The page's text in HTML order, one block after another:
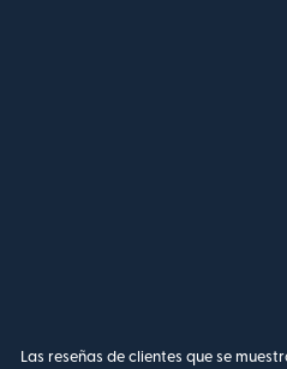
Las reseñas de clientes que se